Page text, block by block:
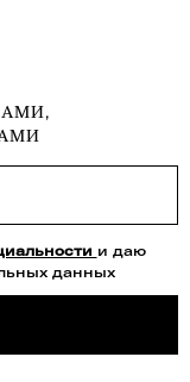
и даю
данных